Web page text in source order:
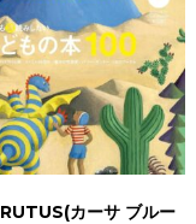
カーサ ブルー